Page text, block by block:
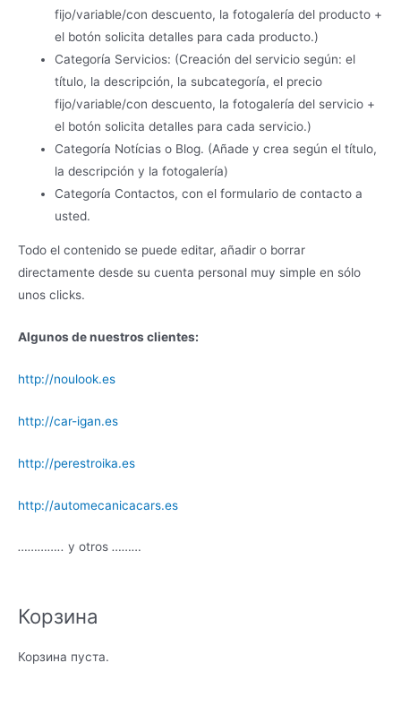
fijo/variable/con descuento, la fotogalería del producto +
el botón solicita detalles para cada producto.)
Categoría Servicios: (Creación del servicio según: el
título, la descripción, la subcategoría, el precio
fijo/variable/con descuento, la fotogalería del servicio +
el botón solicita detalles para cada servicio.)
Categoría Notícias o Blog. (Añade y crea según el título,
la descripción y la fotogalería)
Categoría Contactos, con el formulario de contacto a
usted.
Todo el contenido se puede editar, añadir o borrar
directamente desde su cuenta personal muy simple en sólo
unos clicks.
Algunos de nuestros clientes:
http://noulook.es
http://car-igan.es
http://perestroika.es
http://automecanicacars.es
………….. y otros ………
Корзина
Корзина пуста.